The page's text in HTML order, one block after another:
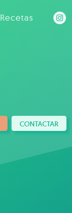
Recetas
CONTACTAR